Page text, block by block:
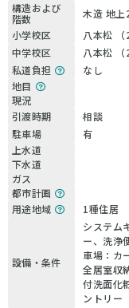
構造および
階数
木造 地上
小学校区
八本松 （
中学校区
八本松 （
私道負担
なし
地目
現況
引渡時期
相談
駐車場
有
上水道
下水道
ガス
都市計画
用途地域
1種住居
設備・条件
システム
ー、洗浄
車場：カ
全居室収
付洗面化
ントリー